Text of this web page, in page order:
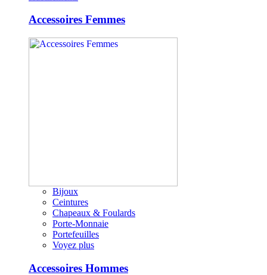
Accessoires Femmes
Bijoux
Ceintures
Chapeaux & Foulards
Porte-Monnaie
Portefeuilles
Voyez plus
Accessoires Hommes